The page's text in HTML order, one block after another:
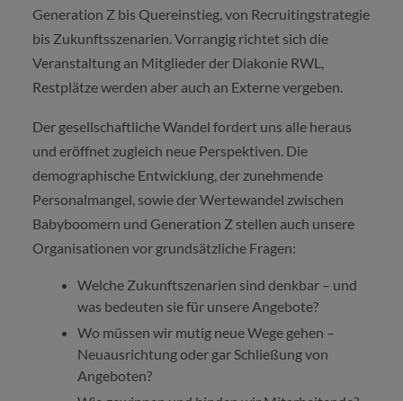
Generation Z bis Quereinstieg, von Recruitingstrategie
bis Zukunftsszenarien. Vorrangig richtet sich die
Veranstaltung an Mitglieder der Diakonie RWL,
Restplätze werden aber auch an Externe vergeben.
Der gesellschaftliche Wandel fordert uns alle heraus
und eröffnet zugleich neue Perspektiven. Die
demographische Entwicklung, der zunehmende
Personalmangel, sowie der Wertewandel zwischen
Babyboomern und Generation Z stellen auch unsere
Organisationen vor grundsätzliche Fragen:
Welche Zukunftszenarien sind denkbar – und
was bedeuten sie für unsere Angebote?
Wo müssen wir mutig neue Wege gehen –
Neuausrichtung oder gar Schließung von
Angeboten?